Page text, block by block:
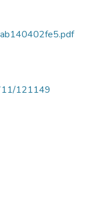
121149